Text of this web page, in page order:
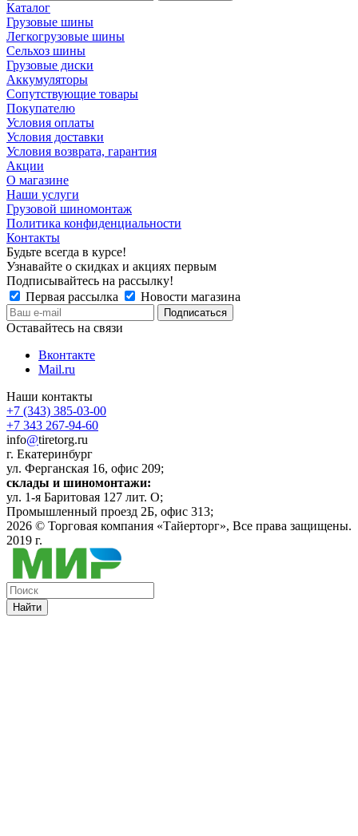
Каталог
Грузовые шины
Легкогрузовые шины
Сельхоз шины
Грузовые диски
Аккумуляторы
Сопутствующие товары
Покупателю
Условия оплаты
Условия доставки
Условия возврата, гарантия
Акции
О магазине
Наши услуги
Грузовой шиномонтаж
Политика конфиденциальности
Контакты
Будьте всегда в курсе!
Узнавайте о скидках и акциях первым
Подписывайтесь на рассылку!
Первая рассылка
Новости магазина
Оставайтесь на связи
Вконтакте
Mail.ru
Наши контакты
+7 (343) 385-03-00
+7 343 267-94-60
info@tiretorg.ru
г. Екатеринбург
ул. Ферганская 16, офис 209;
склады и шиномонтажи:
ул. 1-я Баритовая 127 лит. О;
Промышленный проезд 2Б, офис 313;
2026 © Торговая компания «Тайерторг», Все права защищены.
2019 г.
Найти